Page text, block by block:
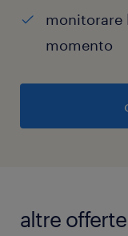
monitorare
momento
altre